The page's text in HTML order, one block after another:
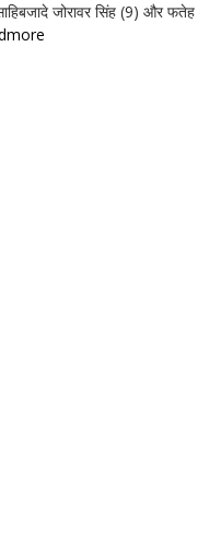
जोरावर सिंह (9) और फतेह